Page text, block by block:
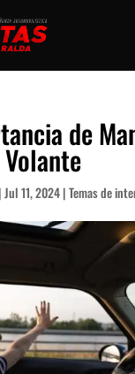
de
Jul 11, 2024|Temas de